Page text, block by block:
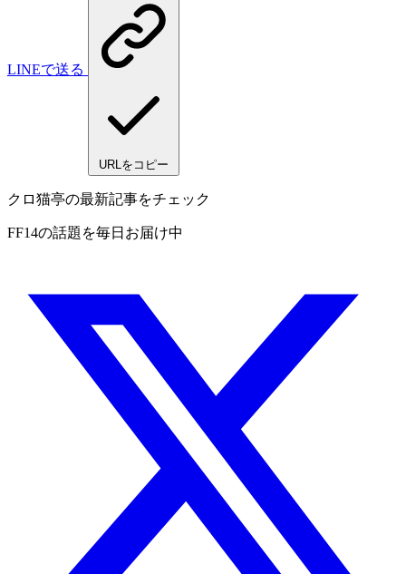
LINEで送る
URLをコピー
クロ猫亭の最新記事をチェック
FF14の話題を毎日お届け中